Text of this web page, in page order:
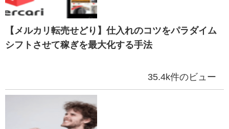
【メルカリ転売せどり】仕入れのコツをパラダイム
シフトさせて稼ぎを最大化する手法
35.4k件のビュー